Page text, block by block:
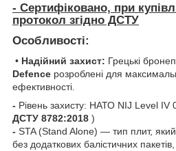
- Сертифіковано, при
протокол згідно ДСТУ
Особливості:
• Надійний захист: Грецькі
Defence розроблені для
ефективності.
- Рівень захисту: НАТО NIJ Level IV
ДСТУ 8782:2018 )
- STA (Stand Alone) — тип плит,
без додаткових балістичних